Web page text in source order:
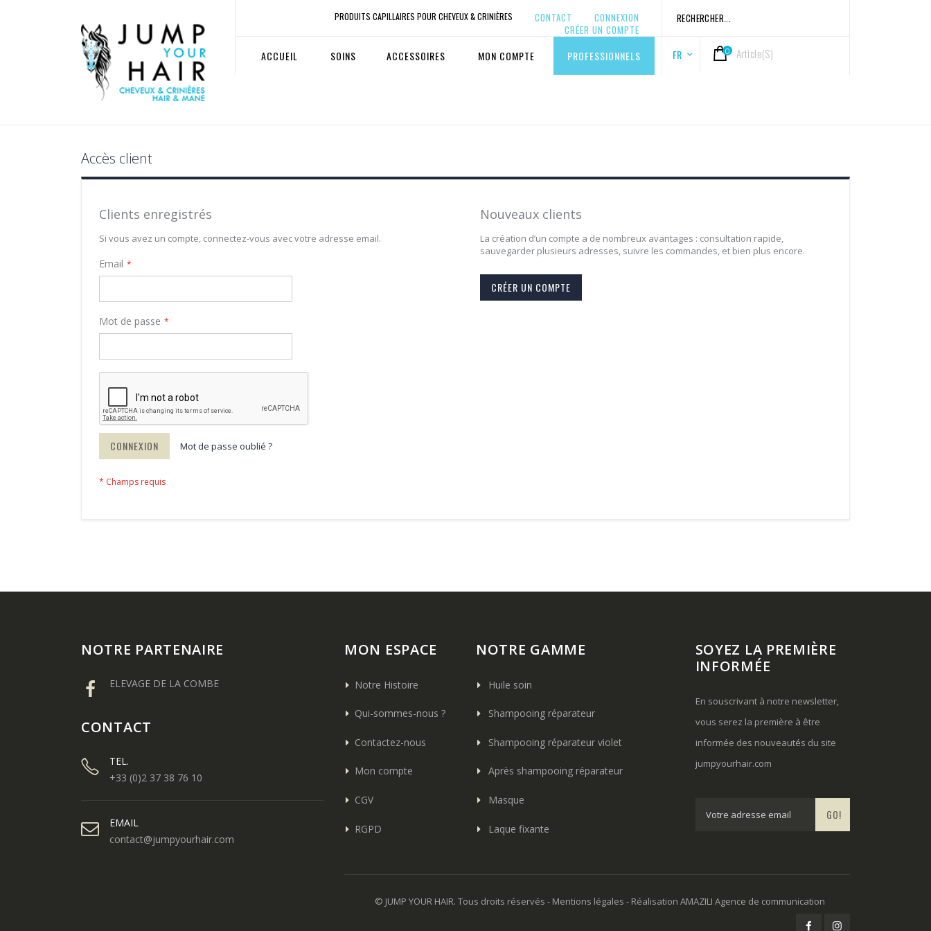
Rechercher
Langue
FR Cart
0 Article(s)
PRODUITS CAPILLAIRES POUR CHEVEUX & CRINIÈRES CONTACT
CONNEXION
CRÉER UN COMPTE
ACCUEIL SOINS ACCESSOIRES MON COMPTE PROFESSIONNELS
Accès client
Clients enregistrés
Si vous avez un compte, connectez-vous avec votre adresse email.
Email
Mot de passe
CONNEXION Mot de passe oublié ?
Nouveaux clients
La création d’un compte a de nombreux avantages : consultation rapide,
sauvegarder plusieurs adresses, suivre les commandes, et bien plus encore.
CRÉER UN COMPTE
NOTRE PARTENAIRE
ELEVAGE DE LA COMBE
CONTACT
TEL.
+33 (0)2 37 38 76 10
EMAIL
contact@jumpyourhair.com
MON ESPACE
Notre Histoire
Qui-sommes-nous ?
Contactez-nous
Mon compte
CGV
RGPD
NOTRE GAMME
Huile soin
Shampooing réparateur
Shampooing réparateur violet
Après shampooing réparateur
Masque
Laque fixante
SOYEZ LA PREMIÈRE
INFORMÉE
En souscrivant à notre newsletter,
vous serez la première à être
informée des nouveautés du site
jumpyourhair.com
GO!
© JUMP YOUR HAIR. Tous droits réservés - Mentions légales - Réalisation AMAZILI Agence de communication